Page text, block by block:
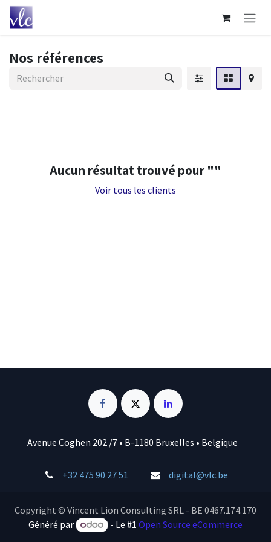
Se rendre au contenu
Nos références
Aucun résultat trouvé pour ""
Voir tous les clients
Avenue Coghen 202 /7 • B-1180 Bruxelles • Belgique
+32 475 90 27 51 digital@vlc.be
Copyright © Vincent Lion Consulting SRL - BE 0467.174.170
Généré par
- Le #1Open Source eCommerce